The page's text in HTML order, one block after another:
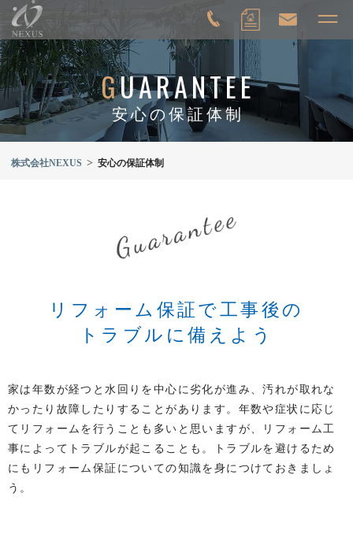
GUARANTEE
安心の保証体制
株式会社NEXUS > 安心の保証体制
リフォーム保証で工事後の
トラブルに備えよう
家は年数が経つと水回りを中心に劣化が進み、汚れが取れな
かったり故障したりすることがあります。年数や症状に応じ
てリフォームを行うことも多いと思いますが、リフォーム工
事によってトラブルが起こることも。トラブルを避けるため
にもリフォーム保証についての知識を身につけておきましょ
う。